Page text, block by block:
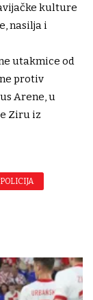
kulture
nasilja i
utakmice od
protiv
Arene, u
Ziru iz